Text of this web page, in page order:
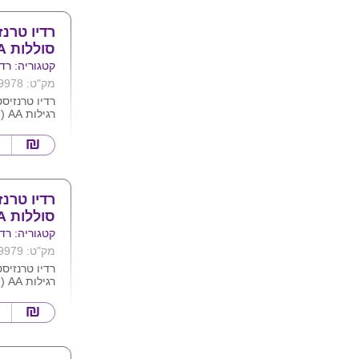
סוללות AA בלוז
קטגוריה:
מק"ט: 9978
רגילות AA ( לא כלול )
ובחוץ .
מידות : 11.5X2.6X6.8 ס"מ
סוללות AA טוניק
קטגוריה:
מק"ט: 9979
רגילות AA ( לא כלול )
ובחוץ .
מידות : 13.5X3X7.2 ס"מ